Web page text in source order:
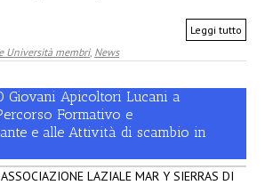
Leggi tutto
Università membri, News
Giovani Apicoltori Lucani a
Formativo e
e alle Attività di scambio in
LAZIALE MAR Y SIERRAS DI